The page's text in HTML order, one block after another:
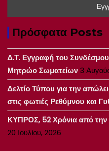
Πρόσφατα Posts
Δ.Τ. Εγγραφή του Συνδέσμου
Μητρώο Σωματείων3
Δελτίο Τύπου για την
στις φωτιές Ρεθύμνου και
ΚΥΠΡΟΣ, 52 Χρόνια από την
20 Ιουλίου, 2026